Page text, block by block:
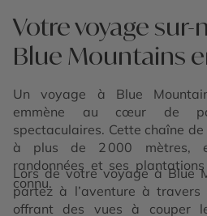
Votre voyage sur-
Blue Mountains
Un voyage à Blue
emmène au cœur de
spectaculaires. Cette chaîne
à plus de 2 000 mètres,
randonnées et ses
connu.
Lors de votre voyage à Blue
partez à l’aventure à travers
offrant des vues à couper